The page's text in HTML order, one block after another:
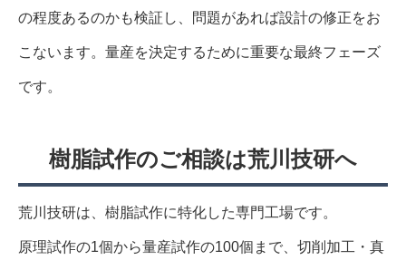
の程度あるのかも検証し、問題があれば設計の修正をお
こないます。量産を決定するために重要な最終フェーズ
です。
樹脂試作のご相談は荒川技研へ
荒川技研は、樹脂試作に特化した専門工場です。
原理試作の1個から量産試作の100個まで、切削加工・真